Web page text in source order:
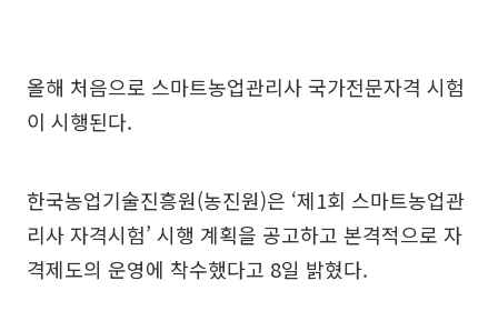
올해 처음으로 스마트농업관리사 국가전문자격 시험
이 시행된다.
한국농업기술진흥원(농진원)은 ‘제1회 스마트농업관
리사 자격시험’ 시행 계획을 공고하고 본격적으로 자
격제도의 운영에 착수했다고 8일 밝혔다.